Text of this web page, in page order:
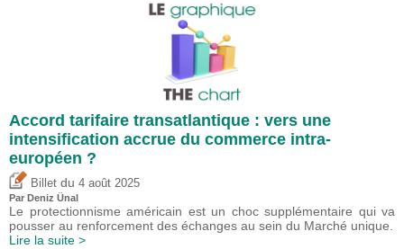
Accord tarifaire transatlantique : vers une
intensification accrue du commerce intra-
européen ?
Billet du 4 août 2025
Par Deniz Ünal
Le protectionnisme américain est un choc supplémentaire qui va
pousser au renforcement des échanges au sein du Marché unique.
Lire la suite >